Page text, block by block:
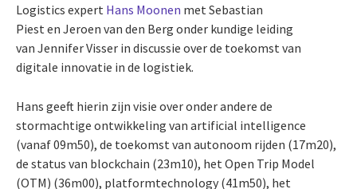
Logistics expert Hans Moonen met Sebastian
Piest en Jeroen van den Berg onder kundige leiding
van Jennifer Visser in discussie over de toekomst van
digitale innovatie in de logistiek.
Hans geeft hierin zijn visie over onder andere de
stormachtige ontwikkeling van artificial intelligence
(vanaf 09m50), de toekomst van autonoom rijden (17m20),
de status van blockchain (23m10), het Open Trip Model
(OTM) (36m00), platformtechnology (41m50), het